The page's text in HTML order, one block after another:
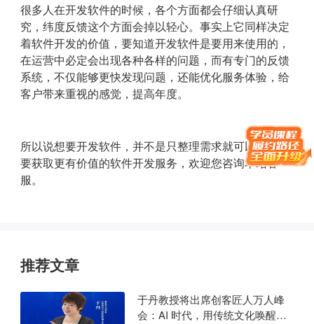
很多人在开发软件的时候，各个方面都会仔细认真研
究，纬度反馈这个方面会掉以轻心。事实上它同样决定
着软件开发的价值，要知道开发软件是要用来使用的，
在运营中必定会出现各种各样的问题，而有专门的反馈
系统，不仅能够更快发现问题，还能优化服务体验，给
客户带来重视的感觉，提高年度。
所以说想要开发软件，并不是只整理需求就可以的。想
要获取更有价值的软件开发服务，欢迎您咨询本站客
服。
推荐文章
于丹教授将出席创客匠人万人峰
会：AI 时代，用传统文化唤醒商